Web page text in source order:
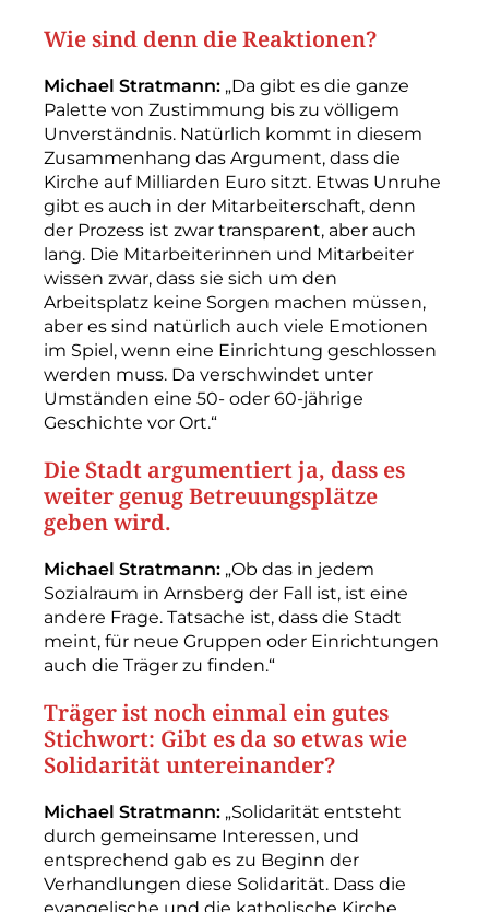
Wie sind denn die Reaktionen?
Michael Stratmann: „Da gibt es die ganze
Palette von Zustimmung bis zu völligem
Unverständnis. Natürlich kommt in diesem
Zusammenhang das Argument, dass die
Kirche auf Milliarden Euro sitzt. Etwas Unruhe
gibt es auch in der ­Mitarbeiterschaft, denn
der Prozess ist zwar transparent, aber auch
lang. Die Mitarbeiterinnen und ­Mitarbeiter
wissen zwar, dass sie sich um den
Arbeitsplatz keine Sorgen machen müssen,
aber es sind natürlich auch viele Emotionen
im Spiel, wenn eine Einrichtung geschlossen
werden muss. Da verschwindet unter
Umständen eine 50- oder 60-­jährige
Geschichte vor Ort.“
Die Stadt argumentiert ja, dass es
weiter genug Betreuungsplätze
geben wird.
Michael Stratmann: „Ob das in jedem
Sozialraum in Arnsberg der Fall ist, ist eine
andere Frage. Tatsache ist, dass die Stadt
meint, für neue Gruppen oder Einrichtungen
auch die Träger zu finden.“
Träger ist noch einmal ein gutes
Stichwort: Gibt es da so etwas wie
Solidarität untereinander?
Michael Stratmann: „Solidarität entsteht
durch gemeinsame Interessen, und
entsprechend gab es zu Beginn der
Verhandlungen diese Solidarität. Dass die